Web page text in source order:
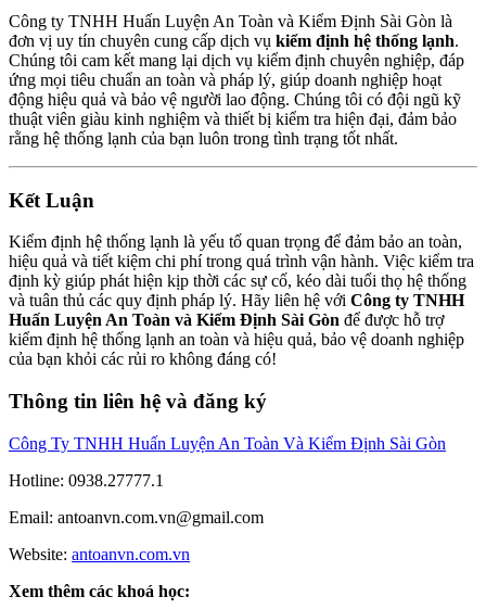
Công ty TNHH Huấn Luyện An Toàn và Kiểm Định Sài Gòn là
đơn vị uy tín chuyên cung cấp dịch vụ kiểm định hệ thống lạnh.
Chúng tôi cam kết mang lại dịch vụ kiểm định chuyên nghiệp, đáp
ứng mọi tiêu chuẩn an toàn và pháp lý, giúp doanh nghiệp hoạt
động hiệu quả và bảo vệ người lao động. Chúng tôi có đội ngũ kỹ
thuật viên giàu kinh nghiệm và thiết bị kiểm tra hiện đại, đảm bảo
rằng hệ thống lạnh của bạn luôn trong tình trạng tốt nhất.
Kết Luận
Kiểm định hệ thống lạnh là yếu tố quan trọng để đảm bảo an toàn,
hiệu quả và tiết kiệm chi phí trong quá trình vận hành. Việc kiểm tra
định kỳ giúp phát hiện kịp thời các sự cố, kéo dài tuổi thọ hệ thống
và tuân thủ các quy định pháp lý. Hãy liên hệ với Công ty TNHH
Huấn Luyện An Toàn và Kiểm Định Sài Gòn để được hỗ trợ
kiểm định hệ thống lạnh an toàn và hiệu quả, bảo vệ doanh nghiệp
của bạn khỏi các rủi ro không đáng có!
Thông tin liên hệ và đăng ký
Công Ty TNHH Huấn Luyện An Toàn Và Kiểm Định Sài Gòn
Hotline: 0938.27777.1
Email: antoanvn.com.vn@gmail.com
Website: antoanvn.com.vn
Xem thêm các khoá học: